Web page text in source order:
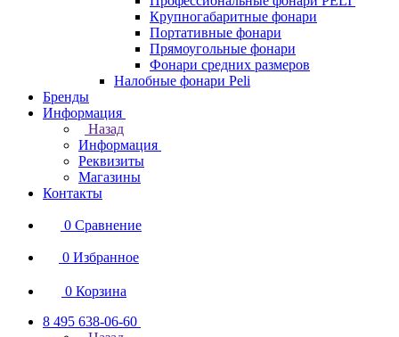
Крупногабаритные фонари
Портативные фонари
Прямоугольные фонари
Фонари средних размеров
Налобные фонари Peli
Бренды
Информация
Назад
Информация
Реквизиты
Магазины
Контакты
0 Сравнение
0 Избранное
0 Корзина
8 495 638-06-60